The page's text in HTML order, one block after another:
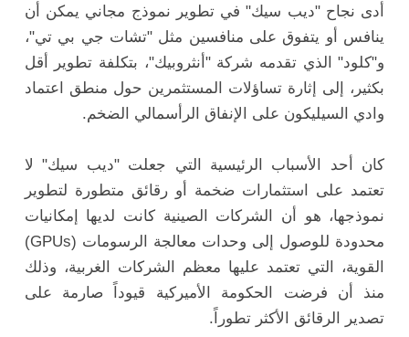
أدى نجاح "ديب سيك" في تطوير نموذج مجاني يمكن أن
ينافس أو يتفوق على منافسين مثل "تشات جي بي تي"،
و"كلود" الذي تقدمه شركة "أنثروبيك"، بتكلفة تطوير أقل
بكثير، إلى إثارة تساؤلات المستثمرين حول منطق اعتماد
وادي السيليكون على الإنفاق الرأسمالي الضخم.
كان أحد الأسباب الرئيسية التي جعلت "ديب سيك" لا
تعتمد على استثمارات ضخمة أو رقائق متطورة لتطوير
نموذجها، هو أن الشركات الصينية كانت لديها إمكانيات
محدودة للوصول إلى وحدات معالجة الرسومات (GPUs)
القوية، التي تعتمد عليها معظم الشركات الغربية، وذلك
منذ أن فرضت الحكومة الأميركية قيوداً صارمة على
تصدير الرقائق الأكثر تطوراً.